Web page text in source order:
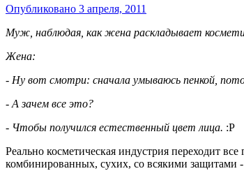
Опубликовано 3 апреля, 2011
Муж, наблюдая, как жена раскладывает
Жена:
- Ну вот смотри: сначала умываюсь пенкой,
- А зачем все это?
- Чтобы получился естественный цвет лица. :P
Реально косметическая индустрия переходит
комбинированных, сухих, со всякими защитами -